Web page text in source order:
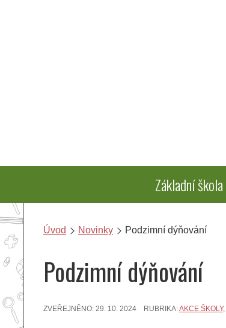
Základní škola
Úvod Novinky Podzimní dýňování
Podzimní dýňování
ZVEŘEJNĚNO: 29. 10. 2024 RUBRIKA:AKCE ŠKOLY,